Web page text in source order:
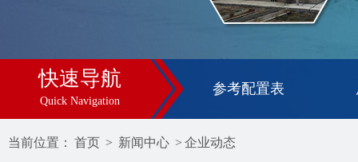
快速导航
Quick Navigation
参考配置表
当前位置： 首页 > 新闻中心 > 企业动态